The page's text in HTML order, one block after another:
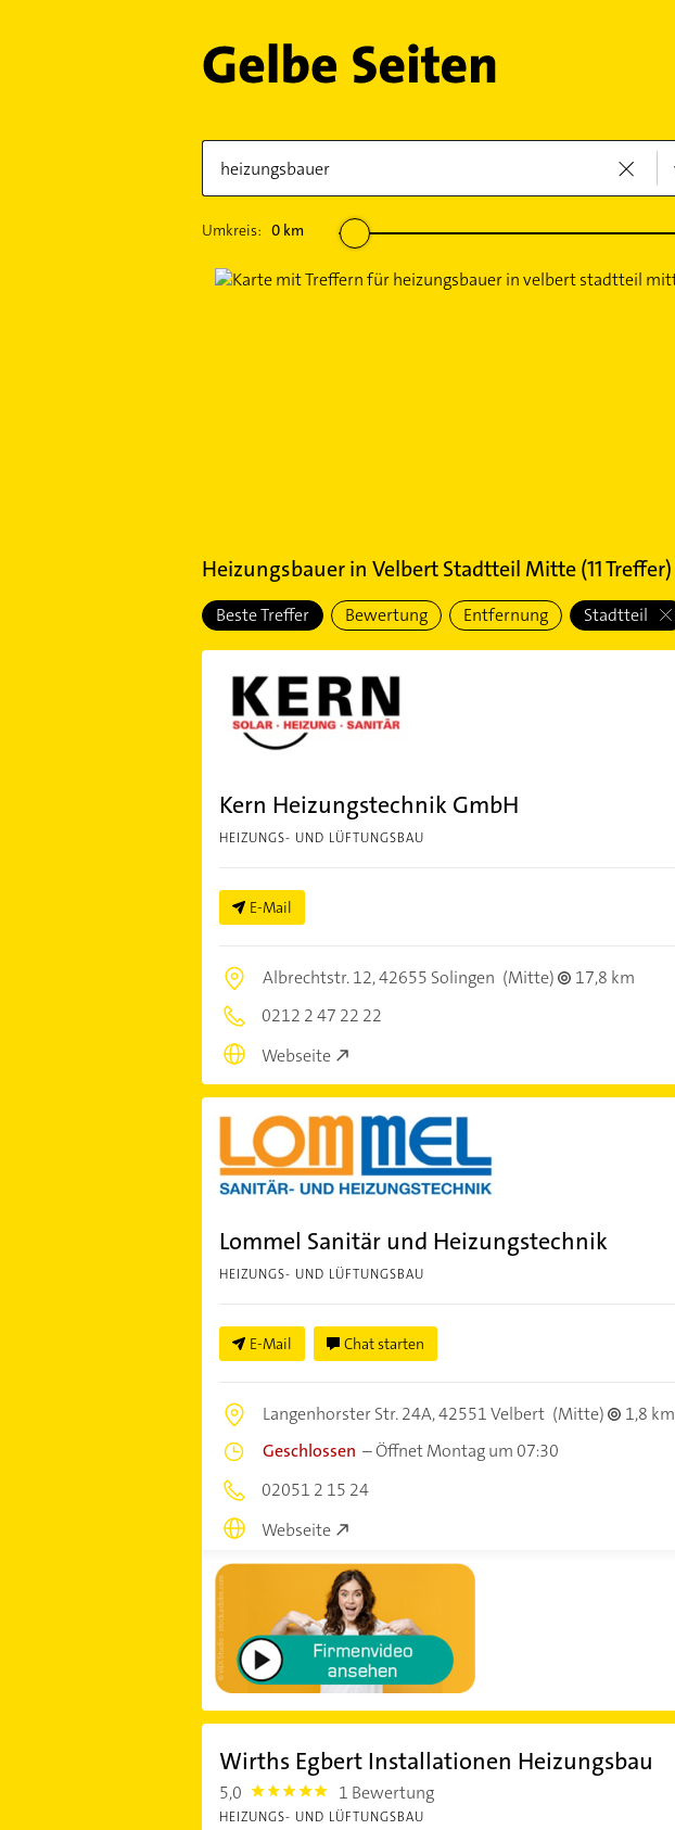
Umkreis: 0km
Heizungsbauerin Velbert Stadtteil Mitte(11Treffer)
Beste Treffer Bewertung Entfernung Stadtteil
Kern Heizungstechnik GmbH
HEIZUNGS- UND LÜFTUNGSBAU
E-Mail
Albrechtstr. 12,42655 Solingen (Mitte)
17,8 km
0212 2 47 22 22
Webseite
Lommel Sanitär und Heizungstechnik
HEIZUNGS- UND LÜFTUNGSBAU
E-Mail Chat starten
Langenhorster Str. 24A,42551 Velbert (Mitte)
1,8 km
Geschlossen –Öffnet Montag um 07:30
02051 2 15 24
Webseite
Wirths Egbert Installationen Heizungsbau
5,0 5.0 1 Bewertung
HEIZUNGS- UND LÜFTUNGSBAU